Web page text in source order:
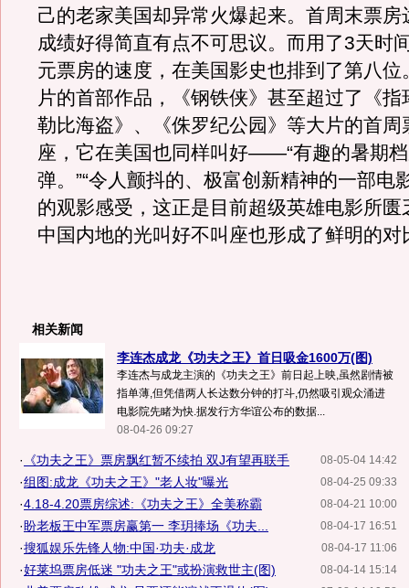
己的老家美国却异常火爆起来。首周末票房
成绩好得简直有点不可思议。而用了3天时
元票房的速度，在美国影史也排到了第八位
片的首部作品，《钢铁侠》甚至超过了《指
勒比海盗》、《侏罗纪公园》等大片的首周
座，它在美国也同样叫好——“有趣的暑期
弹。”“令人颤抖的、极富创新精神的一部电
的观影感受，这正是目前超级英雄电影所匮
中国内地的光叫好不叫座也形成了鲜明的对
相关新闻
李连杰成龙《功夫之王》首日吸金1600万(图)
李连杰与成龙主演的《功夫之王》前日起上映,虽然剧情被
指单薄,但凭借两人长达数分钟的打斗,仍然吸引观众涌进
电影院先睹为快.据发行方华谊公布的数据...
08-04-26 09:27
08-05-04 14:42
· 《功夫之王》票房飘红暂不续拍 双J有望再联手
08-04-25 09:33
·组图:成龙《功夫之王》"老人妆"曝光
08-04-21 10:00
·4.18-4.20票房综述:《功夫之王》全美称霸
08-04-17 16:51
·盼老板王中军票房赢第一 李玥捧场《功夫...
08-04-17 11:06
·搜狐娱乐先锋人物:中国·功夫·成龙
08-04-14 15:14
·好莱坞票房低迷 "功夫之王"或扮演救世主(图)